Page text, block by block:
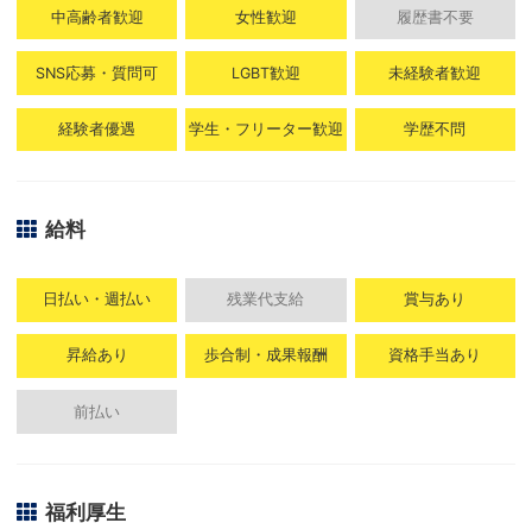
中高齢者歓迎 女性歓迎 履歴書不要
SNS応募・質問可 LGBT歓迎 未経験者歓迎
経験者優遇 学生・フリーター歓迎 学歴不問
給料
日払い・週払い 残業代支給 賞与あり
昇給あり 歩合制・成果報酬 資格手当あり
前払い
福利厚生